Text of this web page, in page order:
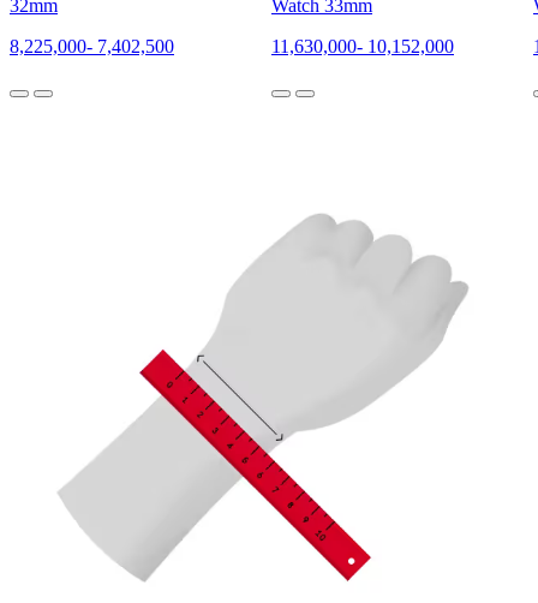
32mm
8,225,000- 7,402,500
Watch 33mm
11,630,000- 10,152,000